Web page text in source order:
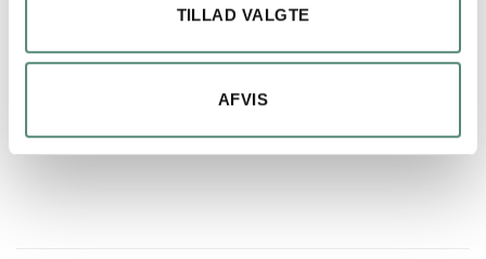
TILLAD VALGTE
AFVIS
Kom på anden dagen, efter bestilling